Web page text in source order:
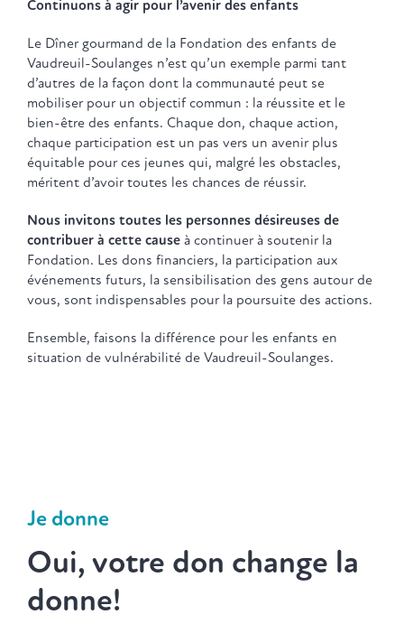
Continuons à agir pour l’avenir des enfants
Le Dîner gourmand de la Fondation des enfants de
Vaudreuil-Soulanges n’est qu’un exemple parmi tant
d’autres de la façon dont la communauté peut se
mobiliser pour un objectif commun : la réussite et le
bien-être des enfants. Chaque don, chaque action,
chaque participation est un pas vers un avenir plus
équitable pour ces jeunes qui, malgré les obstacles,
méritent d’avoir toutes les chances de réussir.
Nous invitons toutes les personnes désireuses de
contribuer à cette causeà continuer à soutenir la
Fondation. Les dons financiers, la participation aux
événements futurs, la sensibilisation des gens autour de
vous, sont indispensables pour la poursuite des actions.
Ensemble, faisons la différence pour les enfants en
situation de vulnérabilité de Vaudreuil-Soulanges.
Je donne
Oui, votre don change la
donne!